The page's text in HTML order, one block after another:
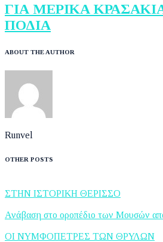
ΓΙΑ ΜΕΡΙΚΑ
ΠΟΔΙΑ
ABOUT THE AUTHOR
Runvel
OTHER POSTS
ΣΤΗΝ ΙΣΤΟΡΙΚΗ ΘΕΡΙΣΣΟ
Ανάβαση στο οροπέδιο των Μουσών
ΟΙ ΝΥΜΦΟΠΕΤΡΕΣ ΤΩΝ ΘΡΥΛΩΝ